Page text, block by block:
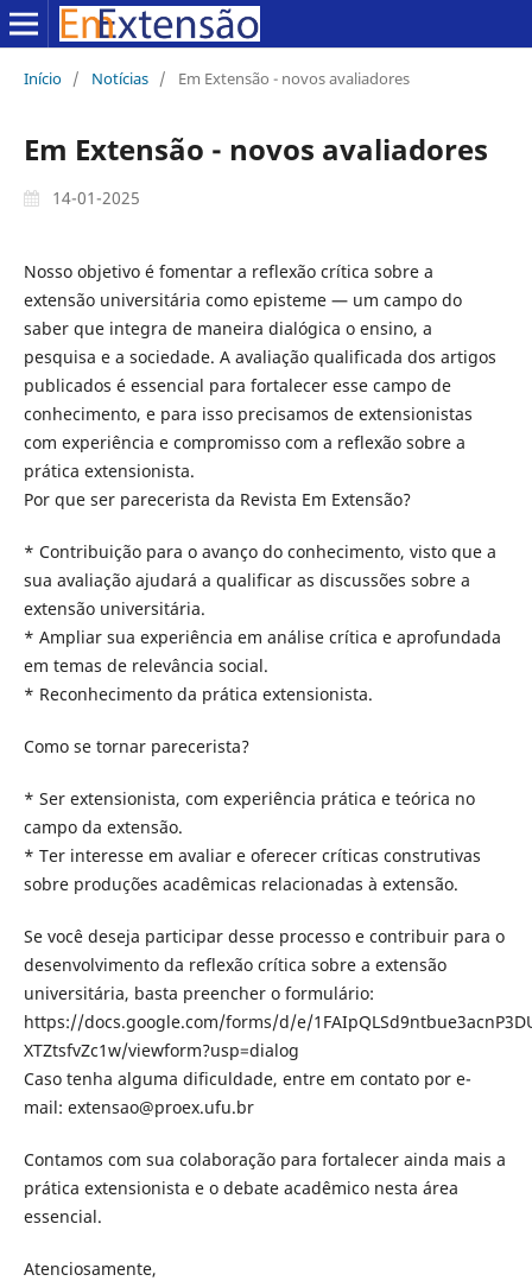
Início / Notícias / Em Extensão - novos avaliadores
Em Extensão - novos avaliadores
14-01-2025
Nosso objetivo é fomentar a reflexão crítica sobre a
extensão universitária como episteme — um campo do
saber que integra de maneira dialógica o ensino, a
pesquisa e a sociedade. A avaliação qualificada dos artigos
publicados é essencial para fortalecer esse campo de
conhecimento, e para isso precisamos de extensionistas
com experiência e compromisso com a reflexão sobre a
prática extensionista.
Por que ser parecerista da Revista Em Extensão?
* Contribuição para o avanço do conhecimento, visto que a
sua avaliação ajudará a qualificar as discussões sobre a
extensão universitária.
* Ampliar sua experiência em análise crítica e aprofundada
em temas de relevância social.
* Reconhecimento da prática extensionista.
Como se tornar parecerista?
* Ser extensionista, com experiência prática e teórica no
campo da extensão.
* Ter interesse em avaliar e oferecer críticas construtivas
sobre produções acadêmicas relacionadas à extensão.
Se você deseja participar desse processo e contribuir para o
desenvolvimento da reflexão crítica sobre a extensão
universitária, basta preencher o formulário:
https://docs.google.com/forms/d/e/
XTZtsfvZc1w/viewform?usp=dialog
Caso tenha alguma dificuldade, entre em contato por e-
mail: extensao@proex.ufu.br
Contamos com sua colaboração para fortalecer ainda mais a
prática extensionista e o debate acadêmico nesta área
essencial.
Atenciosamente,